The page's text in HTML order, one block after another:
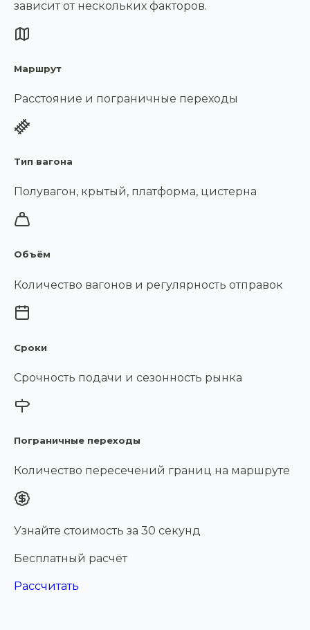
зависит от нескольких факторов.
Маршрут
Расстояние и пограничные переходы
Тип вагона
Полувагон, крытый, платформа, цистерна
Объём
Количество вагонов и регулярность отправок
Сроки
Срочность подачи и сезонность рынка
Пограничные переходы
Количество пересечений границ на маршруте
Узнайте стоимость за 30 секунд
Бесплатный расчёт
Рассчитать